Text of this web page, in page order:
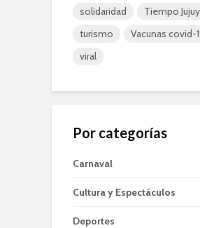
solidaridad
Tiempo Jujuy
turismo
Vacunas covid-
viral
Por categorías
Carnaval
Cultura y Espectáculos
Deportes